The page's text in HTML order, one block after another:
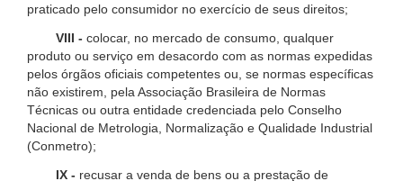
praticado pelo consumidor no exercício de seus direitos;
VIII - colocar, no mercado de consumo, qualquer
produto ou serviço em desacordo com as normas expedidas
pelos órgãos oficiais competentes ou, se normas específicas
não existirem, pela Associação Brasileira de Normas
Técnicas ou outra entidade credenciada pelo Conselho
Nacional de Metrologia, Normalização e Qualidade Industrial
(Conmetro);
IX - recusar a venda de bens ou a prestação de